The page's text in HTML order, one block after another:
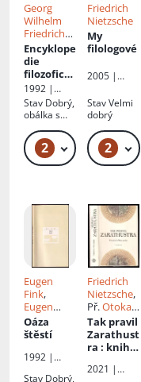
Georg
Wilhelm
Friedrich
Hegel, Př.
Jaromír
Loužil
Encyklope
die
filozofický
ch věd
Malá
logika -
1992 |
Svoboda
Stav Dobrý,
obálka s
polepkou,
odřená
obálka,
vazba lehce
2 269 Kč – 349 Kč
Friedrich
Nietzsche
My
filologové
2005 |
StavVelmi
dobrý
2
Eugen
Fink,
Eugen
Pink, Př.
Černý,
Koubová
Oáza
štěstí
1992 |
Stav Dobrý,
Friedrich
Nietzsche,
Př.Otokar
Fischer
Tak pravil
Zarathust
ra: kniha
všechny a
2021 |